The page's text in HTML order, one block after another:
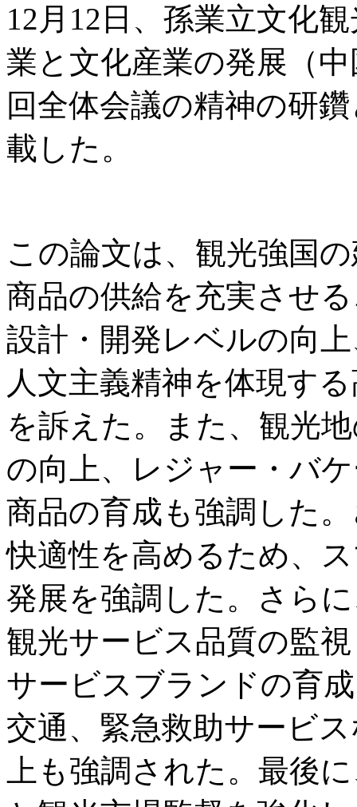
12月12日、孫業立文化
業と文化産業の発展（
回全体会議の精神の研
載した。
この論文は、観光強国
商品の供給を充実させ
設計・開発レベルの向
人文主義精神を体現す
を訴えた。また、観光
の向上、レジャー・バ
商品の育成も強調した
快適性を高めるため、
発展を強調した。さら
観光サービス品質の監
サービスブランドの育
交通、緊急救助サービ
上も強調された。最後